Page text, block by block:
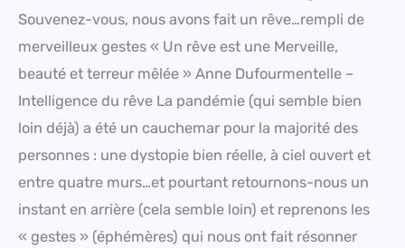
Souvenez-vous, nous avons fait un rêve…rempli de
merveilleux gestes « Un rêve est une Merveille,
beauté et terreur mêlée » Anne Dufourmentelle –
Intelligence du rêve La pandémie (qui semble bien
loin déjà) a été un cauchemar pour la majorité des
personnes : une dystopie bien réelle, à ciel ouvert et
entre quatre murs…et pourtant retournons-nous un
instant en arrière (cela semble loin) et reprenons les
« gestes » (éphémères) qui nous ont fait résonner